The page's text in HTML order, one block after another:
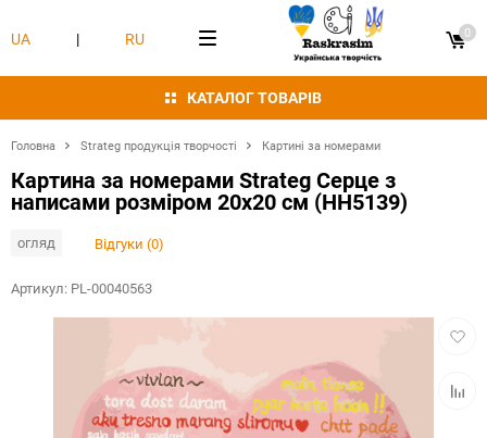
КАТАЛОГ ТОВАРІВ
UA | RU 0
Головна Strateg продукція творчості Картині за номерами
Картина за номерами Strateg Серце з
написами розміром 20х20 см (HH5139)
огляд Відгуки (0)
Артикул: PL-00040563